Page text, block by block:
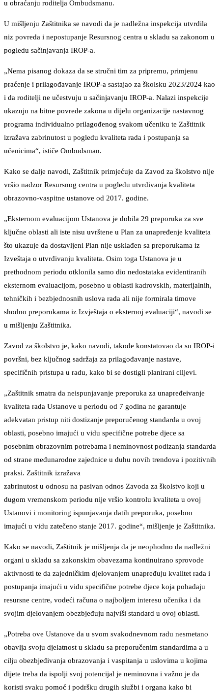
u obraćanju roditelja Ombudsmanu.
U mišljenju Zaštitnika se navodi da je nadležna inspekcija utvrdila
niz povreda i nepostupanje Resursnog centra u skladu sa zakonom u
pogledu sačinjavanja IROP-a.
„Nema pisanog dokaza da se stručni tim za pripremu, primjenu
praćenje i prilagođavanje IROP-a sastajao za školsku 2023/2024 kao
i da roditelji ne učestvuju u sačinjavanju IROP-a. Nalazi inspekcije
ukazuju na bitne povrede zakona u dijelu organizacije nastavnog
programa individualno prilagođenog svakom učeniku te Zaštitnik
izražava zabrinutost u pogledu kvaliteta rada i postupanja sa
učenicima“, ističe Ombudsman.
Kako se dalje navodi, Zaštitnik primjećuje da Zavod za školstvo nije
vršio nadzor Resursnog centra u pogledu utvrđivanja kvaliteta
obrazovno-vaspitne ustanove od 2017. godine.
„Eksternom evaluacijom Ustanova je dobila 29 preporuka za sve
ključne oblasti ali iste nisu uvrštene u Plan za unapređenje kvaliteta
što ukazuje da dostavljeni Plan nije usklađen sa preporukama iz
Izveštaja o utvrđivanju kvaliteta. Osim toga Ustanova je u
prethodnom periodu otklonila samo dio nedostataka evidentiranih
eksternom evaluacijom, posebno u oblasti kadrovskih, materijalnih,
tehničkih i bezbjednosnih uslova rada ali nije formirala timove
shodno preporukama iz Izvještaja o eksternoj evaluaciji“, navodi se
u mišljenju Zaštitnika.
Zavod za školstvo je, kako navodi, takođe konstatovao da su IROP-i
površni, bez ključnog sadržaja za prilagođavanje nastave,
specifičnih pristupa u radu, kako bi se dostigli planirani ciljevi.
„Zaštitnik smatra da neispunjavanje preporuka za unapređeivanje
kvaliteta rada Ustanove u periodu od 7 godina ne garantuje
adekvatan pristup niti dostizanje preporučenog standarda u ovoj
oblasti, posebno imajući u vidu specifične potrebe djece sa
posebnim obrazovnim potrebama i neminovnost podizanja standarda
od strane međunarodne zajednice u duhu novih trendova i pozitivnih
praksi. Zaštitnik izražava
zabrinutost u odnosu na pasivan odnos Zavoda za školstvo koji u
dugom vremenskom periodu nije vršio kontrolu kvaliteta u ovoj
Ustanovi i monitoring ispunjavanja datih preporuka, posebno
imajući u vidu zatečeno stanje 2017. godine“, mišljenje je Zaštitnika.
Kako se navodi, Zaštitnik je mišljenja da je neophodno da nadležni
organi u skladu sa zakonskim obavezama kontinuirano sprovode
aktivnosti te da zajedničkim djelovanjem unapređuju kvalitet rada i
postupanja imajući u vidu specifične potrebe djece koja pohađaju
resursne centre, vodeći računa o najboljem interesu učenika i da
svojim djelovanjem obezbjeđuju najviši standard u ovoj oblasti.
„Potreba ove Ustanove da u svom svakodnevnom radu nesmetano
obavlja svoju djelatnost u skladu sa preporučenim standardima a u
cilju obezbjeđivanja obrazovanja i vaspitanja u uslovima u kojima
dijete treba da ispolji svoj potencijal je neminovna i važno je da
koristi svaku pomoć i podršku drugih službi i organa kako bi